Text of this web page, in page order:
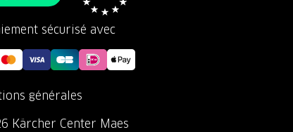
sécurisé avec
générales
Kärcher Center Maes